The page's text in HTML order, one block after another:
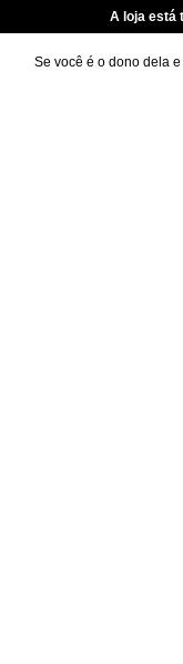
A loja está
Se você é o dono dela